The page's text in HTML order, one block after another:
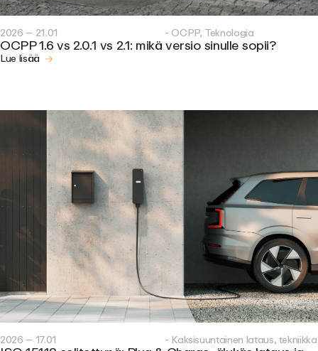
2026 – 21.01 - OCPP, Teknologia
OCPP 1.6 vs 2.0.1 vs 2.1: mikä versio sinulle sopii?
Lue lisää
2026 – 17.01 - Kaksisuuntainen lataus, tekniikka